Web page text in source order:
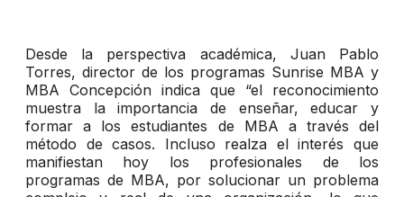
Desde la perspectiva académica, Juan Pablo
Torres, director de los programas Sunrise MBA y
MBA Concepción indica que “el reconocimiento
muestra la importancia de enseñar, educar y
formar a los estudiantes de MBA a través del
método de casos. Incluso realza el interés que
manifiestan hoy los profesionales de los
programas de MBA, por solucionar un problema